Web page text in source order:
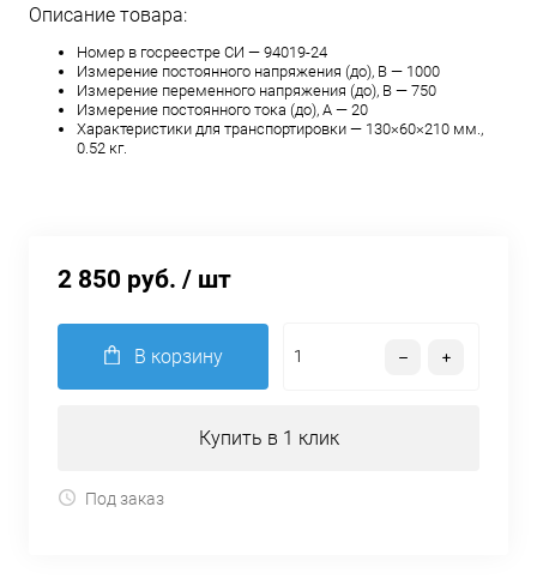
Описание товара:
Номер в госреестре СИ — 94019-24
Измерение постоянного напряжения (до), В — 1000
Измерение переменного напряжения (до), В — 750
Измерение постоянного тока (до), А — 20
Характеристики для транспортировки — 130×60×210 мм.,
0.52 кг.
2 850 руб. / шт
В корзину
Купить в 1 клик
Под заказ